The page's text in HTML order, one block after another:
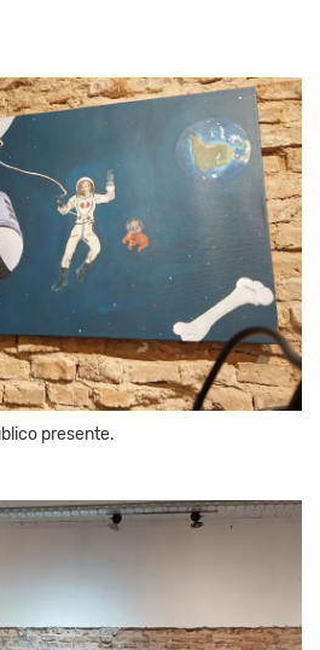
presente.